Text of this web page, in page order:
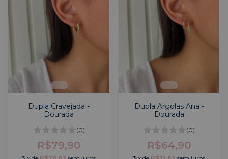
Dupla Cravejada -
Dourada
(0)
R$79,90
Dupla Argolas Ana -
Dourada
(0)
R$64,90